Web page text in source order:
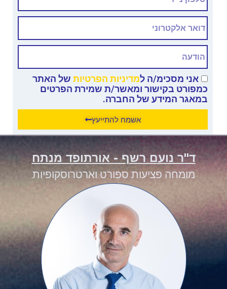
אני מסכימ/ה למדיניות הפרטיות של האתר
כמפורט בקישור ומאשר/ת שמירת הפרטים
במאגר המידע של החברה.
אשמח להתייעץ
ד"ר נועם רשף - אורתופד מנתח
מומחה פציעות ספורט וארטרוסקופיות